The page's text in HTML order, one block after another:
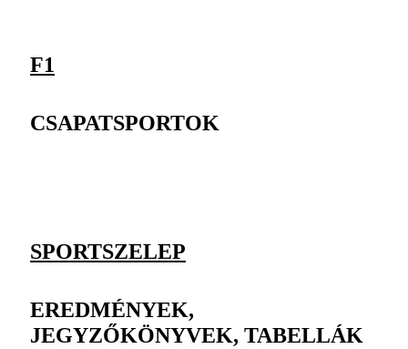
F1
CSAPATSPORTOK
SPORTSZELEP
EREDMÉNYEK,
JEGYZŐKÖNYVEK, TABELLÁK